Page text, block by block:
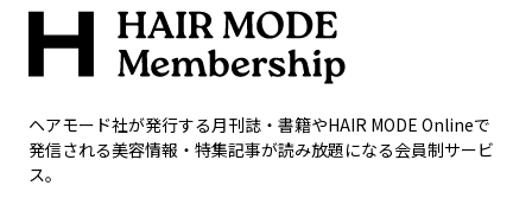
ヘアモード社が発行する月刊誌・書籍やHAIR MODE Onlineで
発信される美容情報・特集記事が読み放題になる会員制サービ
ス。